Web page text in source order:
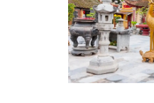
Sử dụng Cờ
Quy định - Những
Đảng ủy xã Phú